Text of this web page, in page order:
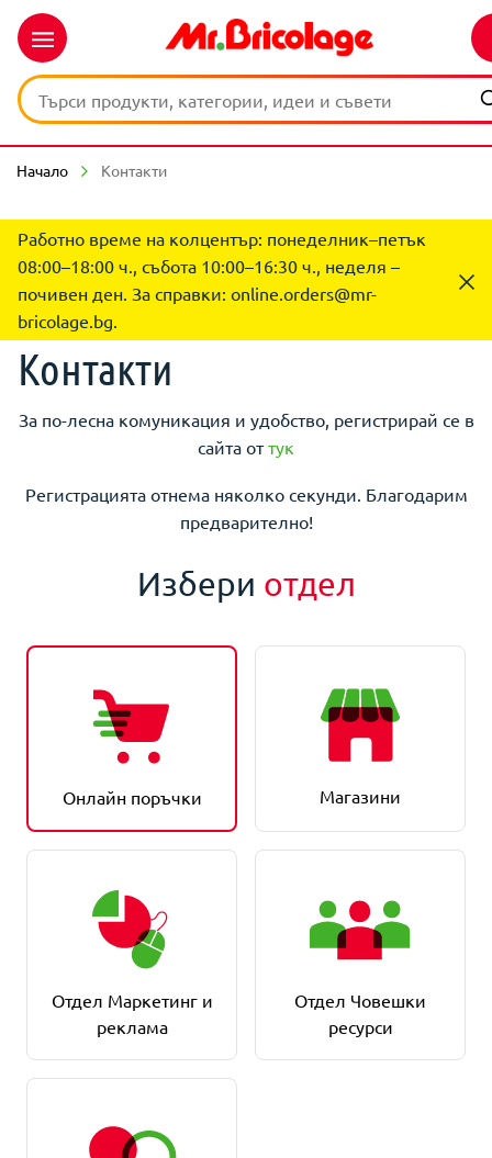
Начало Контакти
Работно време на колцентър: понеделник–петък
08:00–18:00 ч., събота 10:00–16:30 ч., неделя –
почивен ден. За справки: online.orders@mr-
bricolage.bg.
Контакти
За по-лесна комуникация и удобство, регистрирай се в
сайта оттук
Регистрацията отнема няколко секунди. Благодарим
предварително!
Избери отдел
Онлайн поръчки Магазини
Отдел Маркетинг и
реклама
Отдел Човешки
ресурси